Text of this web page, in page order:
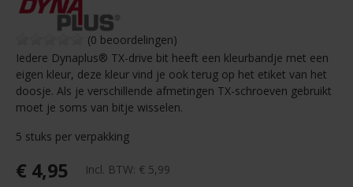
(0 beoordelingen)
Iedere Dynaplus® TX-drive bit heeft een kleurbandje met een
eigen kleur, deze kleur vind je ook terug op het etiket van het
doosje. Als je verschillende afmetingen TX-schroeven gebruikt
moet je soms van bitje wisselen.
5 stuks per verpakking
€ 4,95 Incl. BTW: € 5,99